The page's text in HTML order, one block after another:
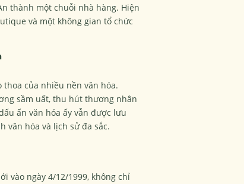
thành một chuỗi nhà hàng. Hiện
và một không gian tổ chức
của nhiều nền văn hóa.
sầm uất, thu hút thương nhân
ấn văn hóa ấy vẫn được lưu
văn hóa và lịch sử đa sắc.
vào ngày 4/12/1999, không chỉ